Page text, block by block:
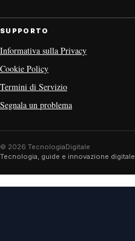
SUPPORTO
Informativa sulla Privacy
Cookie Policy
Termini di Servizio
Segnala un problema
© 2026 TecnologiaDigitale
Tecnologia, guide e innovazione digitale